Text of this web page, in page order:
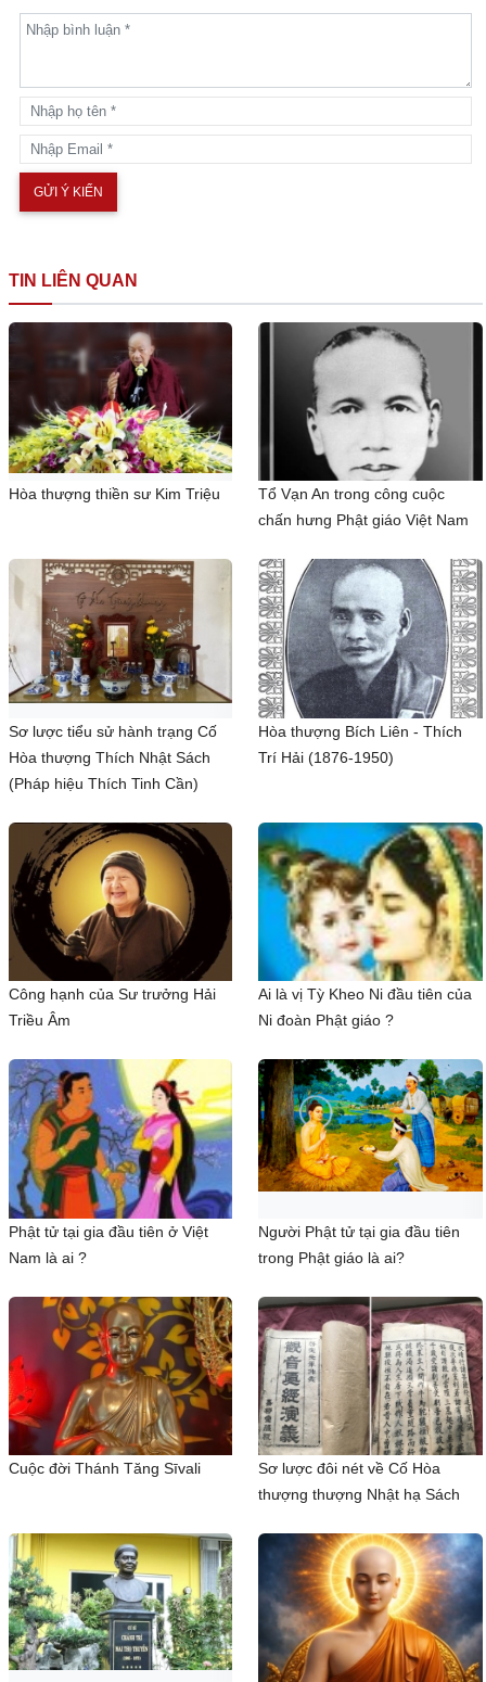
TIN LIÊN QUAN
Hòa thượng thiền sư Kim Triệu
Tổ Vạn An trong công cuộc
chấn hưng Phật giáo Việt Nam
Sơ lược tiểu sử hành trạng Cố
Hòa thượng Thích Nhật Sách
(Pháp hiệu Thích Tinh Cần)
Hòa thượng Bích Liên - Thích
Trí Hải (1876-1950)
Công hạnh của Sư trưởng Hải
Triều Âm
Ai là vị Tỳ Kheo Ni đầu tiên của
Ni đoàn Phật giáo ?
Phật tử tại gia đầu tiên ở Việt
Nam là ai ?
Người Phật tử tại gia đầu tiên
trong Phật giáo là ai?
Cuộc đời Thánh Tăng Sīvali
Sơ lược đôi nét về Cố Hòa
thượng thượng Nhật hạ Sách